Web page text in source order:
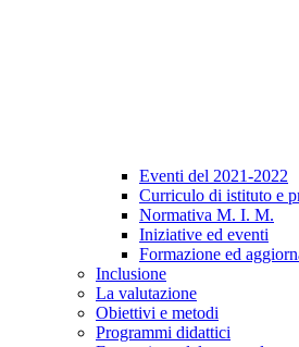
Eventi del 2021-2022
Curriculo di istituto e
Normativa M. I. M.
Iniziative ed eventi
Formazione ed
Inclusione
La valutazione
Obiettivi e metodi
Programmi didattici